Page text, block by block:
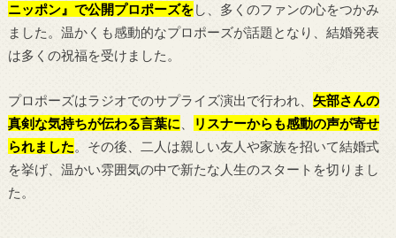
ニッポン』で公開プロポーズをし、多くのファンの心をつかみ
ました。温かくも感動的なプロポーズが話題となり、結婚発表
は多くの祝福を受けました。
プロポーズはラジオでのサプライズ演出で行われ、 矢部さんの
真剣な気持ちが伝わる言葉に
リスナーからも感動の声が寄せ
られました。その後、二人は親しい友人や家族を招いて結婚式
を挙げ、温かい雰囲気の中で新たな人生のスタートを切りまし
た。